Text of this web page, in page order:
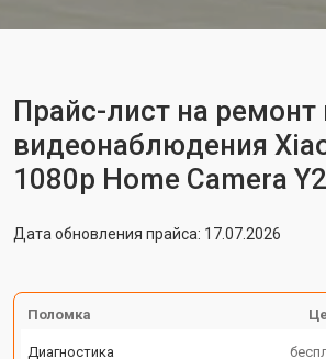
Прайс-лист на
видеонаблюдения
1080p Home Camera
Дата обновления прайса: 17.07.2026
Поломка
Диагностика